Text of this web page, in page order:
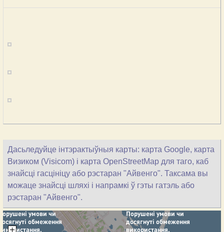
Дасьледуйце інтэрактыўныя карты: карта Google, карта
Визиком (Visicom) і карта OpenStreetMap для таго, каб
знайсці гасцініцу або рэстаран "Айвенго". Таксама вы
можаце знайсці шляхі і напрамкі ў гэты гатэль або
рэстаран "Айвенго".